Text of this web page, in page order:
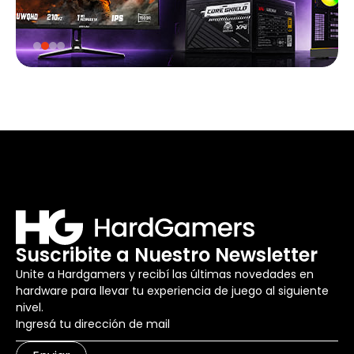
Suscribite a Nuestro Newsletter
Unite a Hardgamers y recibí las últimas novedades en
hardware para llevar tu experiencia de juego al siguiente
nivel.